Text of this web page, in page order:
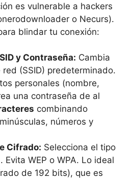
es vulnerable a hackers
o Necurs).
blindar tu conexión:
y Contraseña: Cambia
(SSID) predeterminado.
personales (nombre,
una contraseña de al
combinando
números y
Cifrado: Selecciona el tipo
Evita WEP o WPA. Lo ideal
de 192 bits), que es